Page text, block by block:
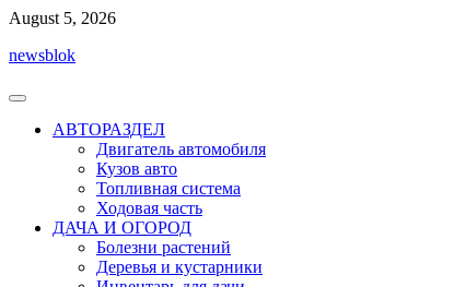
Перейти
содержимому
August 5, 2026
newsblok
АВТОРАЗДЕЛ
Двигатель автомобиля
Кузов авто
Топливная система
Ходовая часть
ДАЧА И ОГОРОД
Болезни растений
Деревья и кустарники